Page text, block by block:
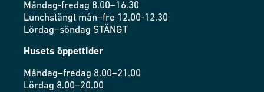
Måndag-fredag 8.00–16.30
Lunchstängt mån–fre 12.00-12.30
Lördag–söndag STÄNGT
Husets öppettider
Måndag–fredag 8.00–21.00
Lördag 8.00–20.00